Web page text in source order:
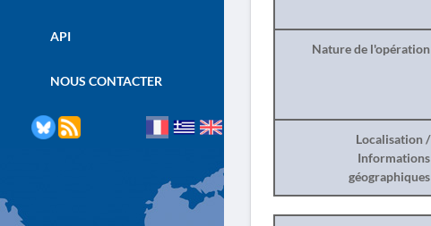
API
NOUS CONTACTER
Nature de l'opération
Localisation /
Informations
géographiques